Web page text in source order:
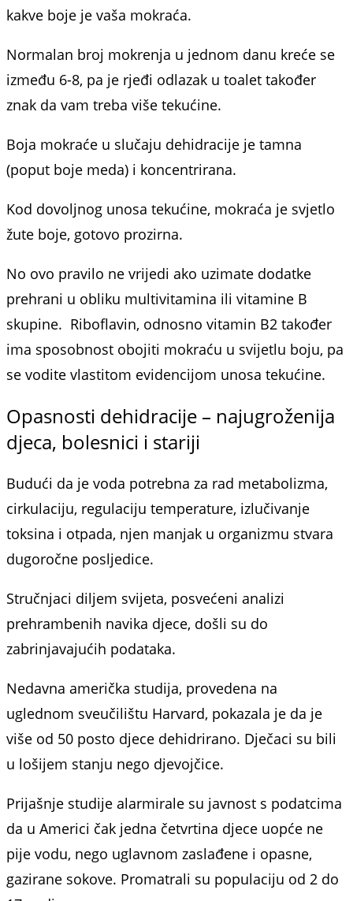
kakve boje je vaša mokraća.
Normalan broj mokrenja u jednom danu kreće se
između 6-8, pa je rjeđi odlazak u toalet također
znak da vam treba više tekućine.
Boja mokraće u slučaju dehidracije je tamna
(poput boje meda) i koncentrirana.
Kod dovoljnog unosa tekućine, mokraća je svjetlo
žute boje, gotovo prozirna.
No ovo pravilo ne vrijedi ako uzimate dodatke
prehrani u obliku multivitamina ili vitamine B
skupine. Riboflavin, odnosno vitamin B2 također
ima sposobnost obojiti mokraću u svijetlu boju, pa
se vodite vlastitom evidencijom unosa tekućine.
Opasnosti dehidracije – najugroženija
djeca, bolesnici i stariji
Budući da je voda potrebna za rad metabolizma,
cirkulaciju, regulaciju temperature, izlučivanje
toksina i otpada, njen manjak u organizmu stvara
dugoročne posljedice.
Stručnjaci diljem svijeta, posvećeni analizi
prehrambenih navika djece, došli su do
zabrinjavajućih podataka.
Nedavna američka studija, provedena na
uglednom sveučilištu Harvard, pokazala je da je
više od 50 posto djece dehidrirano. Dječaci su bili
u lošijem stanju nego djevojčice.
Prijašnje studije alarmirale su javnost s podatcima
da u Americi čak jedna četvrtina djece uopće ne
pije vodu, nego uglavnom zaslađene i opasne,
gazirane sokove. Promatrali su populaciju od 2 do